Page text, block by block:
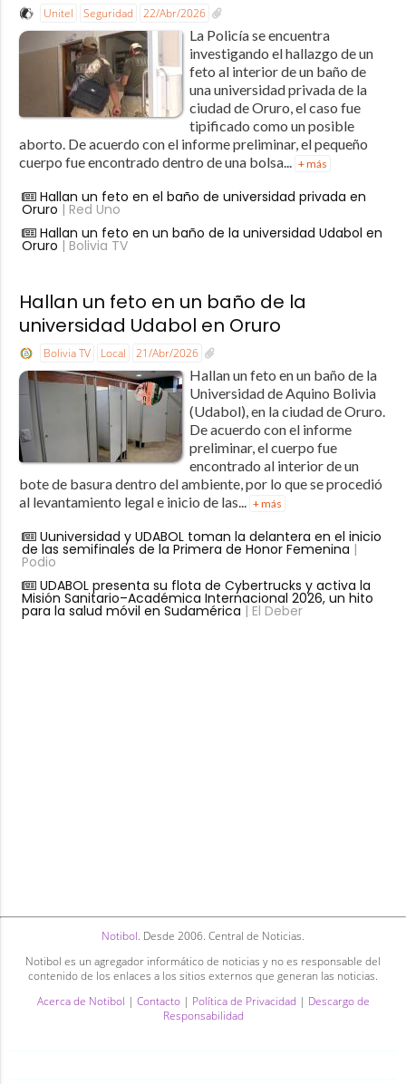
Unitel Seguridad 22/Abr/2026
La Policía se encuentra
investigando el hallazgo de un
feto al interior de un baño de
una universidad privada de la
ciudad de Oruro, el caso fue
tipificado como un posible
aborto. De acuerdo con el informe preliminar, el pequeño
cuerpo fue encontrado dentro de una bolsa... + más
Hallan un feto en el baño de universidad privada en
Oruro | Red Uno
Hallan un feto en un baño de la universidad Udabol en
Oruro | Bolivia TV
Hallan un feto en un baño de la
universidad Udabol en Oruro
Bolivia TV Local 21/Abr/2026
Hallan un feto en un baño de la
Universidad de Aquino Bolivia
(Udabol), en la ciudad de Oruro.
De acuerdo con el informe
preliminar, el cuerpo fue
encontrado al interior de un
bote de basura dentro del ambiente, por lo que se procedió
al levantamiento legal e inicio de las... + más
Uuniversidad y UDABOL toman la delantera en el inicio
de las semifinales de la Primera de Honor Femenina |
Podio
UDABOL presenta su flota de Cybertrucks y activa la
Misión Sanitario–Académica Internacional 2026, un hito
para la salud móvil en Sudamérica | El Deber
Notibol. Desde 2006. Central de Noticias.
Notibol es un agregador informático de noticias y no es responsable del
contenido de los enlaces a los sitios externos que generan las noticias.
Acerca de Notibol | Contacto| Política de Privacidad | Descargo de
Responsabilidad